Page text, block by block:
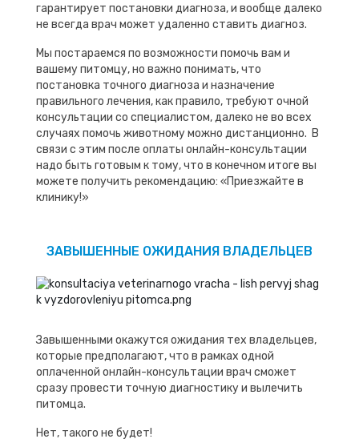
гарантирует постановки диагноза, и вообще далеко
не всегда врач может удаленно ставить диагноз.
Мы постараемся по возможности помочь вам и
вашему питомцу, но важно понимать, что
постановка точного диагноза и назначение
правильного лечения, как правило, требуют очной
консультации со специалистом, далеко не во всех
случаях помочь животному можно дистанционно. В
связи с этим после оплаты онлайн-консультации
надо быть готовым к тому, что в конечном итоге вы
можете получить рекомендацию: «Приезжайте в
клинику!»
ЗАВЫШЕННЫЕ ОЖИДАНИЯ ВЛАДЕЛЬЦЕВ
Завышенными окажутся ожидания тех владельцев,
которые предполагают, что в рамках одной
оплаченной онлайн-консультации врач сможет
сразу провести точную диагностику и вылечить
питомца.
Нет, такого не будет!